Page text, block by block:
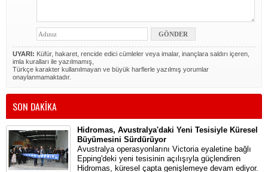
UYARI: Küfür, hakaret, rencide edici cümleler veya imalar, inançlara saldırı içeren,
imla kuralları ile yazılmamış,
Türkçe karakter kullanılmayan ve büyük harflerle yazılmış yorumlar
onaylanmamaktadır.
SON DAKİKA
Hidromas, Avustralya'daki Yeni Tesisiyle Küresel
Büyümesini Sürdürüyor
Avustralya operasyonlarını Victoria eyaletine bağlı
Epping'deki yeni tesisinin açılışıyla güçlendiren
Hidromas, küresel çapta genişlemeye devam ediyor.